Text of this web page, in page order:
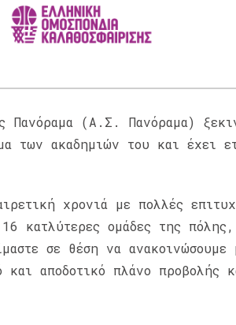
Πανόραμα (Α.Σ. Πανόραμα)
των ακαδημιών του και έχει
χρονιά με πολλές
κατλύτερες ομάδες της
σε θέση να
και αποδοτικό πλάνο προβολής